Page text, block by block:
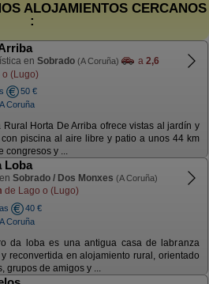
ALOJAMIENTOS CERCANOS
:
en Sobrado (A Coruña) a 2,6
(Lugo)
50 €
Coruña
Rural Horta De Arriba ofrece vistas al jardín y
piscina al aire libre y patio a unos 44 km
congresos y ...
Loba
Sobrado / Dos Monxes (A Coruña)
de Lago o (Lugo)
40 €
Coruña
da loba es una antigua casa de labranza
reconvertida en alojamiento rural, orientado
grupos de amigos y ...